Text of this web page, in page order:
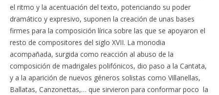
el ritmo y la acentuación del texto, potenciando su poder
dramático y expresivo, suponen la creación de unas bases
firmes para la composición lírica sobre las que se apoyaron el
resto de compositores del siglo XVII. La monodia
acompañada, surgida como reacción al abuso de la
composición de madrigales polifónicos, dio paso a la Cantata,
y a la aparición de nuevos géneros solistas como Villanellas,
Ballatas, Canzonettas,… que sirvieron para conformar poco la